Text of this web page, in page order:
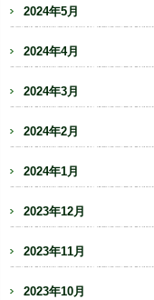
2024年5月
2024年4月
2024年3月
2024年2月
2024年1月
2023年12月
2023年11月
2023年10月